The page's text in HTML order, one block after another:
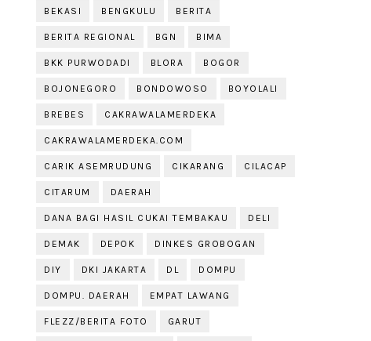
BEKASI BENGKULU BERITA
BERITA REGIONAL BGN BIMA
BKK PURWODADI BLORA BOGOR
BOJONEGORO BONDOWOSO BOYOLALI
BREBES CAKRAWALAMERDEKA
CAKRAWALAMERDEKA.COM
CARIK ASEMRUDUNG CIKARANG CILACAP
CITARUM DAERAH
DANA BAGI HASIL CUKAI TEMBAKAU DELI
DEMAK DEPOK DINKES GROBOGAN
DIY DKI JAKARTA DL DOMPU
DOMPU. DAERAH EMPAT LAWANG
FLEZZ/BERITA FOTO GARUT